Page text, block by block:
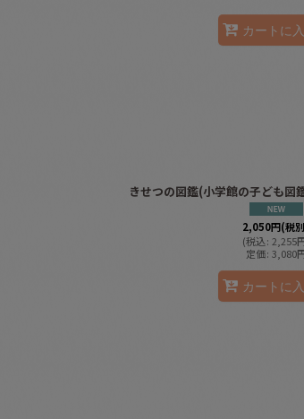
カートに
きせつの図鑑(小学館の子ども図
2,050円(税
(税込: 2,255
定価: 3,080
カートに